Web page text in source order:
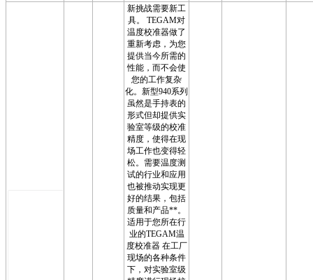
新挑战需要新工
具。 TEGAM对
温度校准器做了
重新考虑，为您
提供当今所需的
性能，而不会使
您的工作复杂
化。新型940系列
虽然是手持表的
形式但却提供实
验室等级的校准
精度，使得在现
场工作也变得轻
松。需要温度测
试的行业和应用
也被推动实现更
好的结果，包括
质量和产品**。
适用于您所在行
业的TEGAM温
度校准器 在工厂
现场的各种条件
下，对实验室级